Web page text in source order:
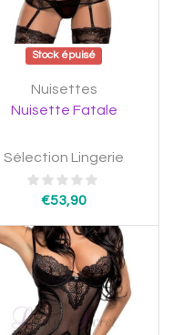
Stock épuisé
Nuisettes
Nuisette Fatale
Sélection Lingerie
€53,90